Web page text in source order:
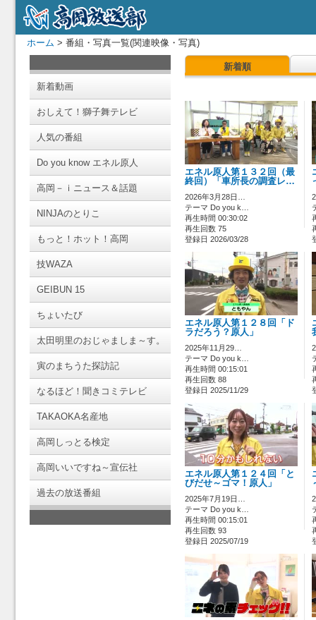
ホーム > 番組・写真一覧(関連映像・写真)
新着動画
おしえて！獅子舞テレビ
人気の番組
Do you know エネル原人
高岡－ｉニュース＆話題
NINJAのとりこ
もっと！ホット！高岡
技WAZA
GEIBUN 15
ちょいたび
太田明里のおじゃましま～す。
寅のまちうた探訪記
なるほど！聞きコミテレビ
TAKAOKA名産地
高岡しっとる検定
高岡いいですね～宣伝社
過去の放送番組
新着順
エネル原人第１３２回（最
終回）「車所長の調査レ…
2026年3月28日…
テーマ Do you k…
再生時間 00:30:02
再生回数 75
登録日 2026/03/28
エネル原人第１２８回「ド
ラだろう？原人」
2025年11月29…
テーマ Do you k…
再生時間 00:15:01
再生回数 88
登録日 2025/11/29
エネル原人第１２４回「と
びだせ～ゴマ！原人」
2025年7月19日…
テーマ Do you k…
再生時間 00:15:01
再生回数 93
登録日 2025/07/19